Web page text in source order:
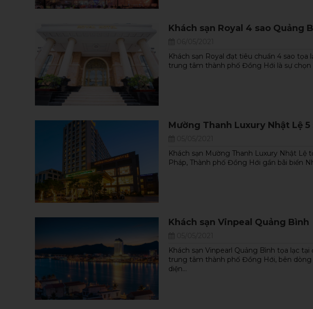
Khách sạn Royal 4 sao Quảng
Khách sạn Royal đạt tiêu chuẩn 4 sao tọa
trung tâm thành phố Đồng Hới là sự chọn
Mường Thanh Luxury Nhật Lệ
Khách sạn Mường Thanh Luxury Nhật Lệ
Pháp, Thành phố Đồng Hới gần bãi biển
Khách sạn Vinpeal Quảng Bình
Khách sạn Vinpearl Quảng Bình tọa lạc
trung tâm thành phố Đồng Hới, bên
diện...
Tour Thám Hiểm Phong Nha 5N4D:
Khám Phá Kong Đỉnh Cao
Tour Khám phá thung lũng Ma Đa giá rẻ,
ưu...
Xem thêm
64 Hoàng Diệu, Đồng Hới,
Quảng Bình
Giá một khách
Lượt xem XEM TOUR
kích cầu du lịch
Quảng Bình